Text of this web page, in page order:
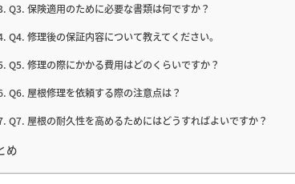
Q3. 保険適用のために必要な書類は何ですか？
Q4. 修理後の保証内容について教えてください。
Q5. 修理の際にかかる費用はどのくらいですか？
Q6. 屋根修理を依頼する際の注意点は？
Q7. 屋根の耐久性を高めるためにはどうすればよいですか？
め